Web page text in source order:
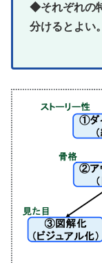
◆それぞれの
分けるとよい。